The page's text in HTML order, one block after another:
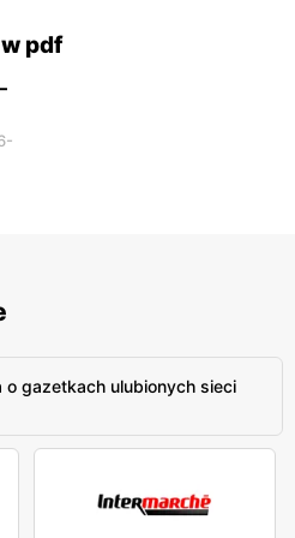
pdf
o gazetkach ulubionych sieci